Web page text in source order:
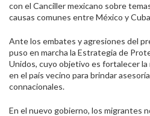
con el Canciller mexicano sobre
causas comunes entre México y
Ante los embates y agresiones del
puso en marcha la Estrategia de
Unidos, cuyo objetivo es fortalecer
en el país vecino para brindar
connacionales.
En el nuevo gobierno, los migrantes